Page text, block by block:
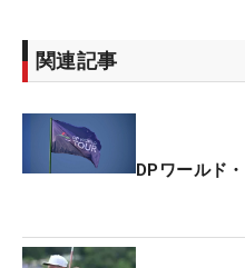
日間を終えた。
優勝したフリートウッ
円）を獲得した。
関連記事
DPワールド